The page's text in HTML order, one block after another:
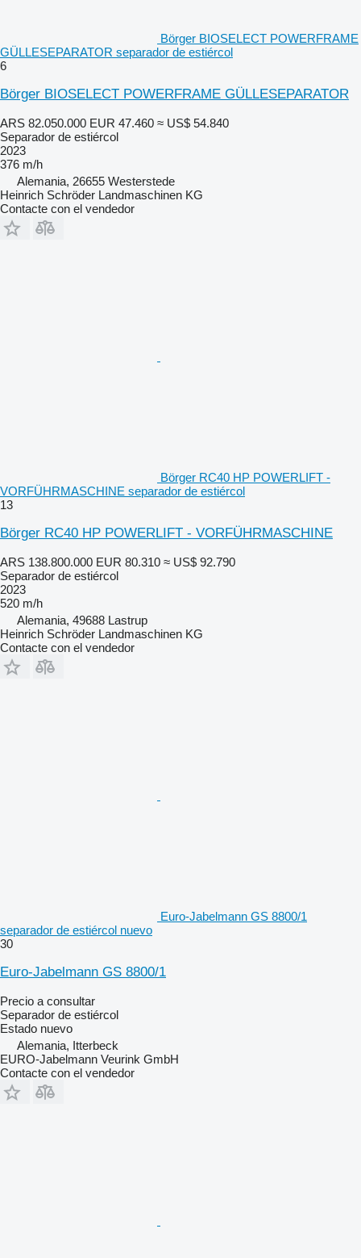
Börger BIOSELECT POWERFRAME
GÜLLESEPARATOR separador de estiércol
6
Börger BIOSELECT POWERFRAME GÜLLESEPARATOR
ARS 82.050.000 EUR 47.460 ≈ US$ 54.840
Separador de estiércol
2023
376 m/h
Alemania, 26655 Westerstede
Heinrich Schröder Landmaschinen KG
Contacte con el vendedor
Börger RC40 HP POWERLIFT -
VORFÜHRMASCHINE separador de estiércol
13
Börger RC40 HP POWERLIFT - VORFÜHRMASCHINE
ARS 138.800.000 EUR 80.310 ≈ US$ 92.790
Separador de estiércol
2023
520 m/h
Alemania, 49688 Lastrup
Heinrich Schröder Landmaschinen KG
Contacte con el vendedor
Euro-Jabelmann GS 8800/1
separador de estiércol nuevo
30
Euro-Jabelmann GS 8800/1
Precio a consultar
Separador de estiércol
Estado nuevo
Alemania, Itterbeck
EURO-Jabelmann Veurink GmbH
Contacte con el vendedor